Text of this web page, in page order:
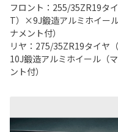
フロント：255/35ZR19タ
T）×9J鍛造アルミホイー
ナメント付）
リヤ：275/35ZR19タイヤ
10J鍛造アルミホイール（
ント付）